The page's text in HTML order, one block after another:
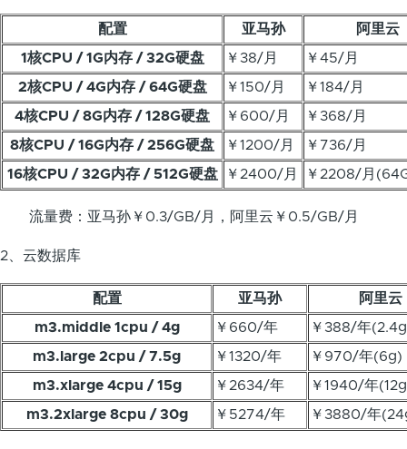
配置 亚马孙
阿里云
1核CPU / 1G内存 / 32G硬盘
￥38/月
￥45/月
2核CPU / 4G内存 / 64G硬盘
￥150/月
￥184/月
4核CPU / 8G内存 / 128G硬盘
￥600/月
￥368/月
8核CPU / 16G内存 / 256G硬盘
￥1200/月
￥736/月
16核CPU / 32G内存 / 512G硬盘
￥2400/月 ￥2208/月
流量费：亚马孙￥0.3/GB/月，阿里云￥0.5/GB/月
2、云数据库
配置 亚马孙
阿里云
m3.middle 1cpu / 4g
￥660/年
￥388/年
m3.large 2cpu / 7.5g
￥1320/年
￥970/年(6g)
m3.xlarge 4cpu / 15g
￥2634/年
￥1940/年
m3.2xlarge 8cpu / 30g
￥5274/年 ￥3880/年